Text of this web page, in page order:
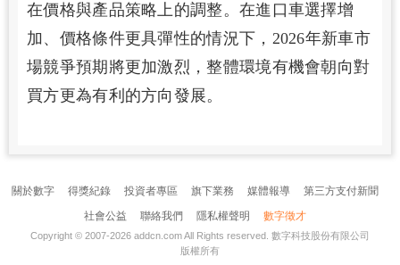
在價格與產品策略上的調整。在進口車選擇增
加、價格條件更具彈性的情況下，2026年新車市
場競爭預期將更加激烈，整體環境有機會朝向對
買方更為有利的方向發展。
關於數字 得獎紀錄 投資者專區 旗下業務 媒體報導
第三方支付新聞
社會公益
聯絡我們 隱私權聲明 數字徵才
Copyright © 2007-2026 addcn.comAll Rights reserved. 數字科技股份有限公司
版權所有